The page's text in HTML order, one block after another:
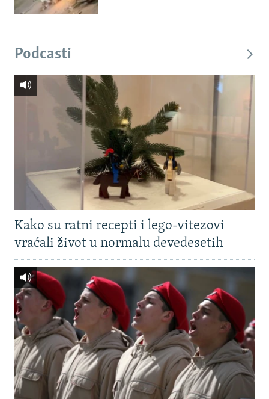
Podcasti
Kako su ratni recepti i lego-vitezovi
vraćali život u normalu devedesetih